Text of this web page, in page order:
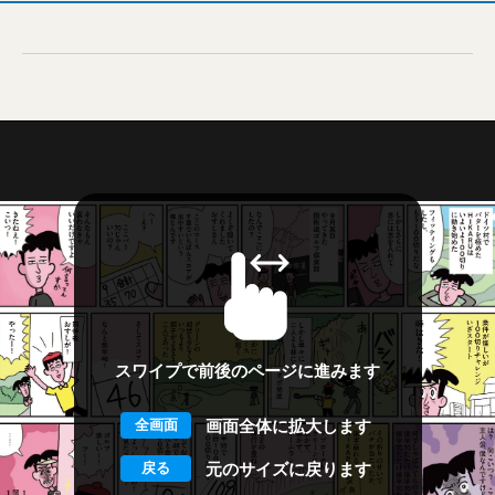
スワイプで前後のページに進みます
画面全体に拡大します
元のサイズに戻ります